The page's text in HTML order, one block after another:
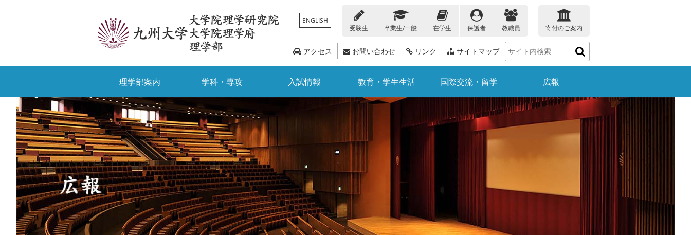
ENGLISH
受験生
卒業生/一般 在学生 保護者 教職員 寄付のご案内
アクセス お問い合わせ リンク サイトマップ
理学部案内
研究院長あいさつ
教員リスト
附属・関連施設
学科・専攻
物理学科 化学科 地球惑星科学科
国際理学コース
入試情報
学部入試 大学院入試
合格発表
科目等履修生・聴講生
教育・学生生活
授業・時間割 各種証明書・届出書類 経済支援・奨学金情報
相談窓口 研究教育支援 3ポリシー
国際交流・留学
九大生向け情報 外国人留学生向け情報 教職員向け情報
広報
九大理学部ニュース
トピックス 広報誌
イベント情報 公募情報
受験生の方 卒業生/一般の方 保護者の方 教職員の方
理学部案内
学科・専攻
入試情報
教育・学生生活